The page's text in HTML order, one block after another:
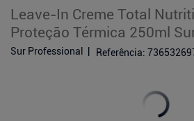
Leave-In Creme Total
Proteção Térmica 250ml
Sur Professional Referência: